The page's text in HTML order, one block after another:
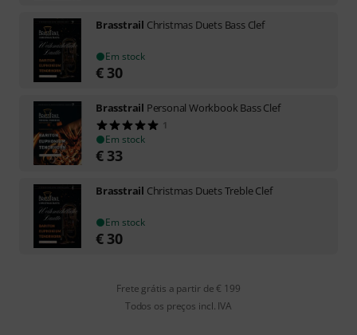
Brasstrail Christmas Duets Bass Clef
Em stock
€ 30
Brasstrail Personal Workbook Bass Clef
1
Em stock
€ 33
Brasstrail Christmas Duets Treble Clef
Em stock
€ 30
Frete grátis a partir de € 199
Todos os preços incl. IVA